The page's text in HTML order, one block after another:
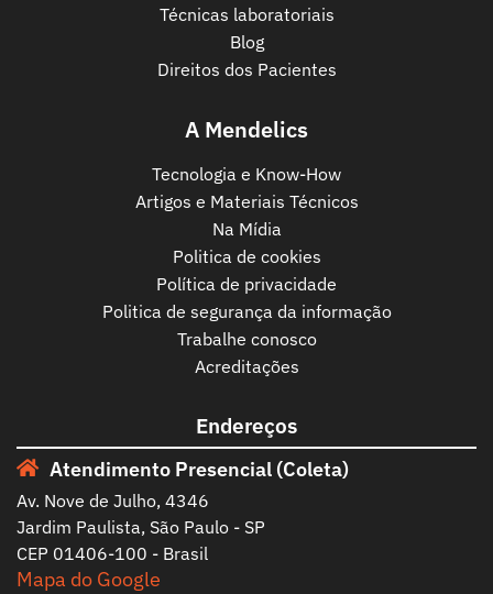
Técnicas laboratoriais
Blog
Direitos dos Pacientes
A Mendelics
Tecnologia e Know-How
Artigos e Materiais Técnicos
Na Mídia
Politica de cookies
Política de privacidade
Politica de segurança da informação
Trabalhe conosco
Acreditações
Endereços
Atendimento Presencial (Coleta)
Av. Nove de Julho, 4346
Jardim Paulista, São Paulo - SP
CEP 01406-100 - Brasil
Mapa do Google